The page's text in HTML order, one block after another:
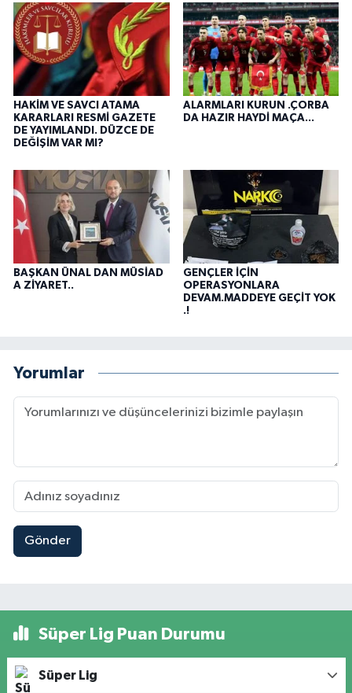
HAKİM VE SAVCI ATAMA
KARARLARI RESMİ GAZETE
DE YAYIMLANDI. DÜZCE DE
DEĞİŞİM VAR MI?
ALARMLARI KURUN .ÇORBA
DA HAZIR HAYDİ MAÇA...
BAŞKAN ÜNAL DAN MÜSİAD
A ZİYARET..
GENÇLER İÇİN
OPERASYONLARA
DEVAM.MADDEYE GEÇİT YOK
.!
Yorumlar
Gönder
Süper Lig Puan Durumu
Süper Lig